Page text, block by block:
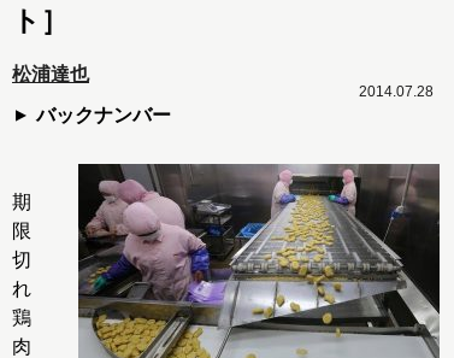
ト］
松浦達也
バックナンバー
2014.07.28
期
限
切
れ
鶏
肉